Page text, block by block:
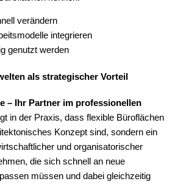
verändern
integrieren
genutzt werden
als strategischer Vorteil
– Ihr Partner im professionellen
in der Praxis, dass flexible Büroflächen
Konzept sind, sondern ein
und organisatorischer
die sich schnell an neue
müssen und dabei gleichzeitig